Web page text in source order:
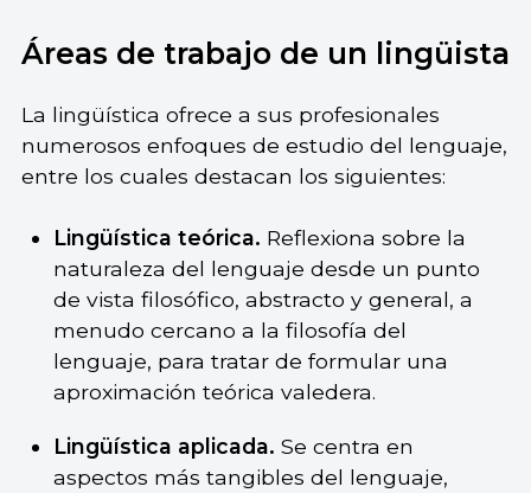
Áreas de trabajo de un lingüista
La lingüística ofrece a sus profesionales
numerosos enfoques de estudio del lenguaje,
entre los cuales destacan los siguientes:
Lingüística teórica. Reflexiona sobre la
naturaleza del lenguaje desde un punto
de vista filosófico, abstracto y general, a
menudo cercano a la filosofía del
lenguaje, para tratar de formular una
aproximación teórica valedera.
Lingüística aplicada. Se centra en
aspectos más tangibles del lenguaje,